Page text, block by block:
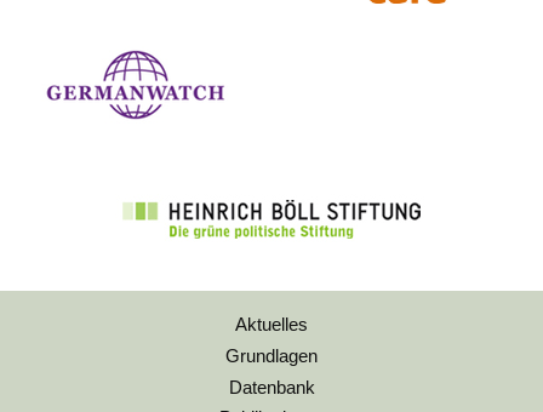
Aktuelles
Grundlagen
Datenbank